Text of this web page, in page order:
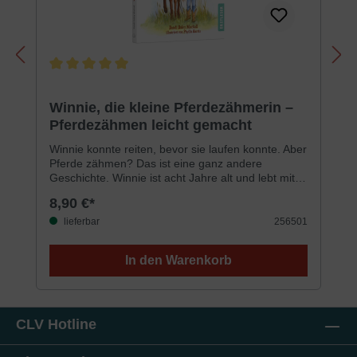
Winnie, die kleine Pferdezähmerin –
Pferdezähmen leicht gemacht
Winnie konnte reiten, bevor sie laufen konnte. Aber
Pferde zähmen? Das ist eine ganz andere
Geschichte. Winnie ist acht Jahre alt und lebt mit
alles über Pferde, Freundschaft und den Glauben
an Gott. Als der hochnäsige Junge aus Winnies
trickreiche Lösung finden, um die Ranch zu retten.
Sie lernt, dass mit Gott alle Dinge möglich
Silbentrennung schmale Textspalten kurze Kapitel
farbige Illustrationen
8,90 €*
lieferbar 256501
In den Warenkorb
CLV Hotline